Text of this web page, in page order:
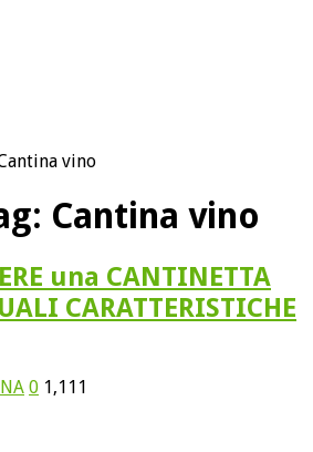
vino
Cantina vino
una CANTINETTA
CARATTERISTICHE
0 1,111